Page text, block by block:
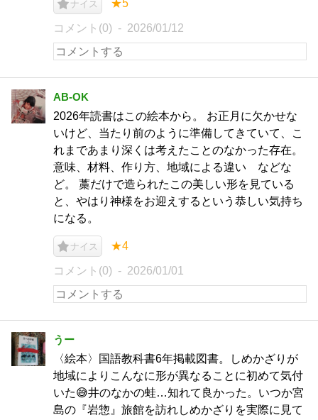
ナイス ★5
コメント(0) 2026/01/12
AB-OK
2026年読書はこの絵本から。 お正月に欠かせな
いけど、当たり前のように準備してきていて、こ
れまであまり深くは考えたことのなかった存在。
意味、材料、作り方、地域による違い などな
ど。 藁だけで造られたこの美しい形を見ている
と、やはり神様をお迎えするという恭しい気持ち
になる。
ナイス ★4
コメント(0) 2026/01/01
うー
〈絵本〉国語教科書6年掲載図書。しめかざりが
地域によりこんなに形が異なることに初めて気付
いた😅井のなかの蛙…知れて良かった。いつか宮
島の『岩惣』旅館を訪れしめかざりを実際に見て